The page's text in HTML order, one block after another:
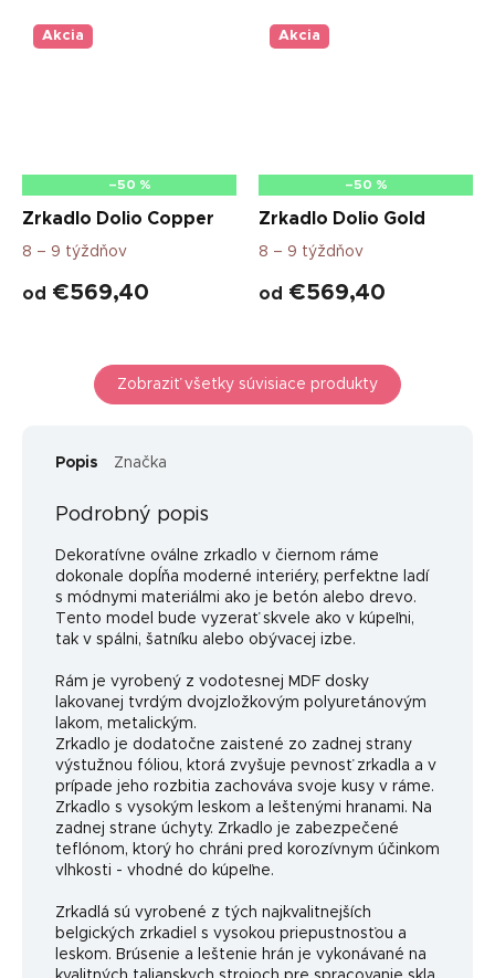
Akcia
–50 %
Zrkadlo Dolio Copper
8 – 9 týždňov
od €569,40
Akcia
–50 %
Zrkadlo Dolio Gold
8 – 9 týždňov
od €569,40
Zobraziť všetky súvisiace produkty
Popis Značka
Podrobný popis
Dekoratívne oválne zrkadlo v čiernom ráme
dokonale dopĺňa moderné interiéry, perfektne ladí
s módnymi materiálmi ako je betón alebo drevo.
Tento model bude vyzerať skvele ako v kúpeľni,
tak v spálni, šatníku alebo obývacej izbe.
Rám je vyrobený z vodotesnej MDF dosky
lakovanej tvrdým dvojzložkovým polyuretánovým
lakom, metalickým.
Zrkadlo je dodatočne zaistené zo zadnej strany
výstužnou fóliou, ktorá zvyšuje pevnosť zrkadla a v
prípade jeho rozbitia zachováva svoje kusy v ráme.
Zrkadlo s vysokým leskom a leštenými hranami. Na
zadnej strane úchyty. Zrkadlo je zabezpečené
teflónom, ktorý ho chráni pred korozívnym účinkom
vlhkosti - vhodné do kúpeľne.
Zrkadlá sú vyrobené z tých najkvalitnejších
belgických zrkadiel s vysokou priepustnosťou a
leskom. Brúsenie a leštenie hrán je vykonávané na